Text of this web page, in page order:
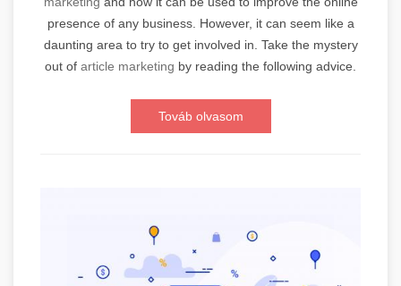
presence of any business. However, it can seem like a
daunting area to try to get involved in. Take the mystery
out of article marketing by reading the following advice.
Továb olvasom